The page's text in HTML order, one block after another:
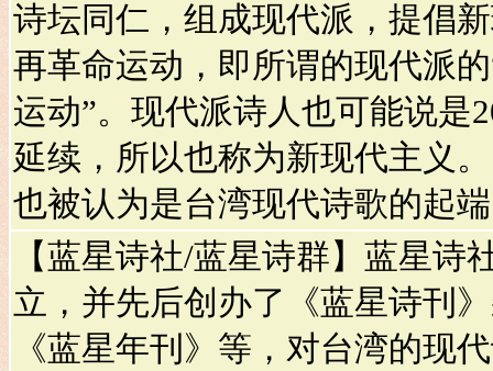
诗坛同仁，组成现代派，提倡
再革命运动，即所谓的现代派
运动”。现代派诗人也可能说是
延续，所以也称为新现代主义
也被认为是台湾现代诗歌的起
【蓝星诗社/蓝星诗群】蓝星诗
立，并先后创办了《蓝星诗刊
《蓝星年刊》等，对台湾的现